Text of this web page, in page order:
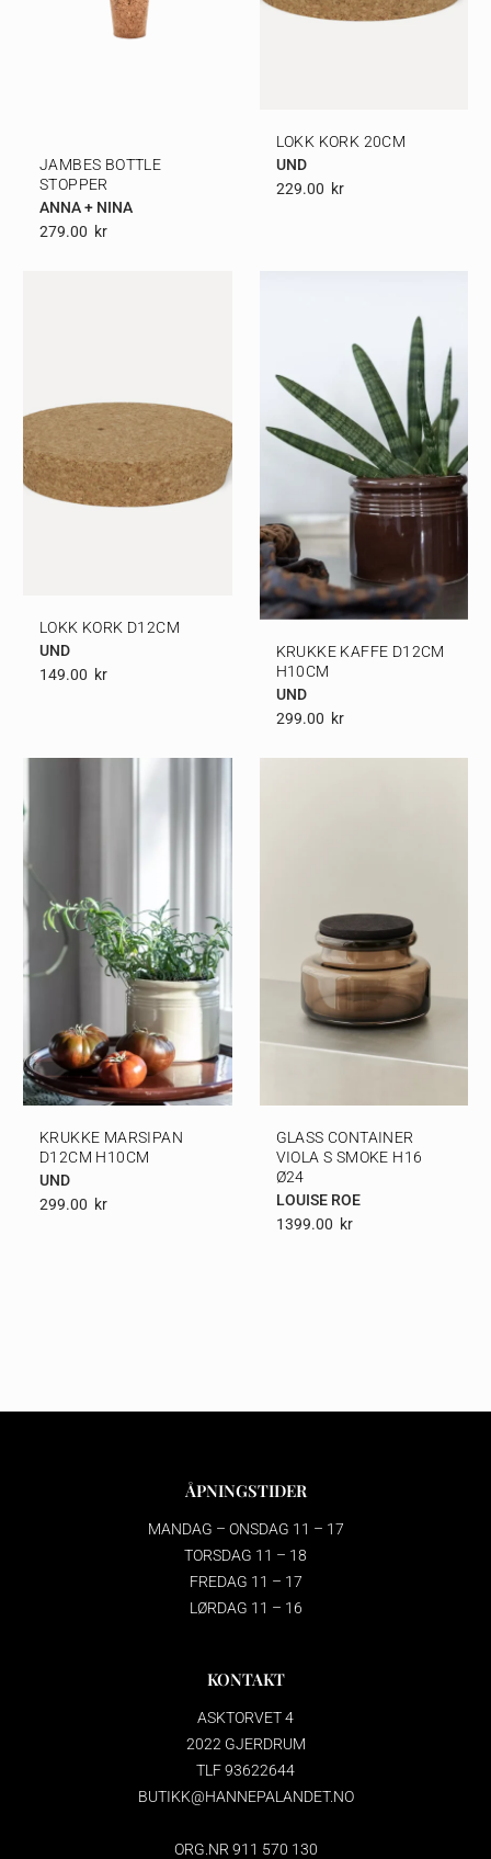
JAMBES BOTTLE
STOPPER
ANNA + NINA
279.00 Kr
LOKK KORK 20CM
UND
229.00 Kr
LOKK KORK D12CM
UND
149.00 Kr
KRUKKE KAFFE D12CM
H10CM
UND
299.00 Kr
KRUKKE MARSIPAN
D12CM H10CM
UND
299.00 Kr
GLASS CONTAINER
VIOLA S SMOKE H16
Ø24
LOUISE ROE
1399.00 Kr
ÅPNINGSTIDER
MANDAG – ONSDAG 11 – 17
TORSDAG 11 – 18
FREDAG 11 – 17
LØRDAG 11 – 16
KONTAKT
ASKTORVET 4
2022 GJERDRUM
TLF 93622644
BUTIKK@HANNEPALANDET.NO
ORG.NR 911 570 130